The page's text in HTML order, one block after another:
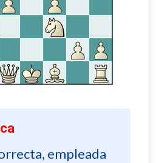
empleada